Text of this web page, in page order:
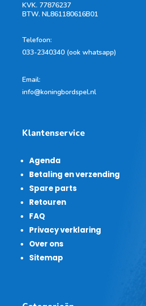
KVK. 77876237
BTW. NL861180616B01
Telefoon:
033-2340340 (ook whatsapp)
Email:
info@koningbordspel.nl
Klantenservice
Agenda
Betaling en verzending
Spare parts
Retouren
FAQ
Privacy verklaring
Over ons
Sitemap